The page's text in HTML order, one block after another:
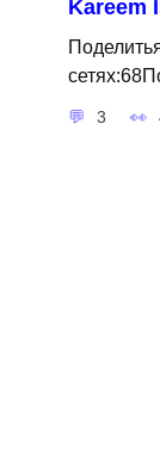
Kareem
3